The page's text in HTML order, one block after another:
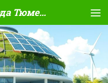
МБОУ ООШ № 76 города Тюмени